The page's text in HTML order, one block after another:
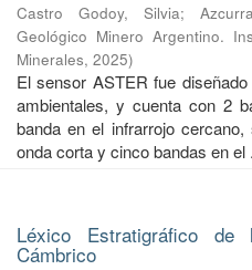
Castro Godoy, Silvia;
Geológico Minero Argentino.
Minerales, 2025)
El sensor ASTER fue
ambientales, y cuenta con 2
banda en el infrarrojo
onda corta y cinco bandas en el
Léxico Estratigráfico
Cámbrico